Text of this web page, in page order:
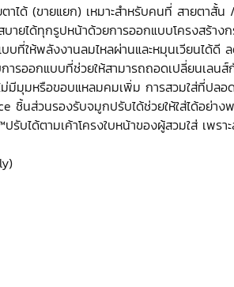
าได้ (ขายแยก) เหมาะสำหรับคนที่ สายตาสั้
ายได้ทุกรูปหน้าด้วยการออกแบบโครงสร้าง
บที่ให้พลังงานลมไหลผ่านและหมุนเวียนได้ดี
รออกแบบที่ช่วยให้สามารถถอดเปลี่ยนเลนส์
มีมุมหรือขอบแหลมคมเพิ่ม การสวมใส่ที่ปลอ
ชิ้นส่วนรองรับจมูกปรับได้ช่วยให้ใส่ได้อย่าง
รับได้ตามเค้าโครงใบหน้าของผู้สวมใส่ เพร